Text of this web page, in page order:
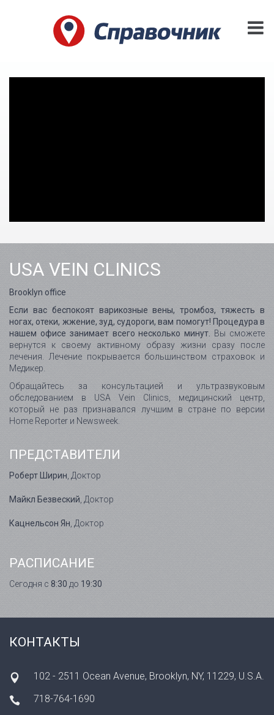
USA VEIN CLINICS
Brooklyn office
Если вас беспокоят варикозные вены, тромбоз, тяжесть в
ногах, отеки, жжение, зуд, судороги, вам помогут! Процедура в
нашем офисе занимает всего несколько минут. Вы сможете
вернутся к своему активному образу жизни сразу после
лечения. Лечение покрывается большинством страховок и
Медикер.
Обращайтесь за консультацией и ультразвуковым
обследованием в USA Vein Clinics, медицинский центр,
который не раз признавался лучшим в стране по версии
Home Reporter и Newsweek.
ПРЕДСТАВИТЕЛИ
Роберт Ширин, Доктор
Майкл Безвеский, Доктор
Кацнельсон Ян, Доктор
РАСПИСАНИЕ
Сегодня с 8:30 до 19:30
КОНТАКТЫ
102 - 2511 Ocean Avenue, Brooklyn, NY, 11229, U.S.A.
718-764-1690